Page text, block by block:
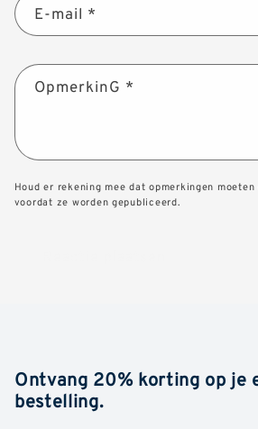
E-mail *
OpmerkinG *
Houd er rekening mee dat opmerkingen
voordat ze worden gepubliceerd.
Ontvang 20% korting op je
bestelling.